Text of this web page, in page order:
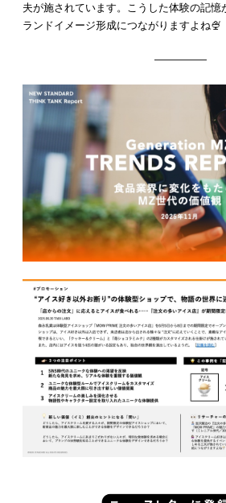
夫が施されています。こうした体験の記
ランドイメージ形成につながりますよね🍨
—————